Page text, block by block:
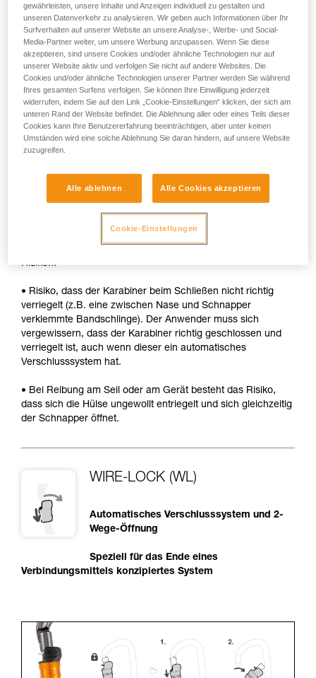
Vorteile:
• Schnelles und einfaches Öffnen.
• Schnelle automatische Verriegelung.
Nachteile:
• Die Hülse muss bei jedem Öffnen entriegelt werden.
• Um ein Gerät in den Karabiner einzuhängen, werden beide
SICHERHEIT
Risiken:
• Risiko, dass der Karabiner beim Schließen nicht richtig
verriegelt (z.B. eine zwischen Nase und Schnapper
verklemmte Bandschlinge). Der Anwender muss sich
vergewissern, dass der Karabiner richtig geschlossen und
verriegelt ist, auch wenn dieser ein automatisches
Verschlusssystem hat.
• Bei Reibung am Seil oder am Gerät besteht das Risiko,
dass sich die Hülse ungewollt entriegelt und sich gleichzeitig
der Schnapper öffnet.
WIRE-LOCK (WL)
Automatisches Verschlusssystem und 2-
Wege-Öffnung
Speziell für das Ende eines
Verbindungsmittels konzipiertes System
gewährleisten, unsere Inhalte und Anzeigen individuell zu gestalten und
unseren Datenverkehr zu analysieren. Wir geben auch Informationen über Ihr
Surfverhalten auf unserer Website an unsere Analyse-, Werbe- und Social-
Media-Partner weiter, um unsere Werbung anzupassen. Wenn Sie diese
akzeptieren, sind unsere Cookies und/oder ähnliche Technologien nur auf
unserer Website aktiv und verfolgen Sie nicht auf andere Websites. Die
Cookies und/oder ähnliche Technologien unserer Partner werden Sie während
Ihres gesamten Surfens verfolgen. Sie können Ihre Einwilligung jederzeit
widerrufen, indem Sie auf den Link „Cookie-Einstellungen“ klicken, der sich am
unteren Rand der Website befindet. Die Ablehnung aller oder eines Teils dieser
Cookies kann Ihre Benutzererfahrung beeinträchtigen, aber unter keinen
Umständen wird eine solche Ablehnung Sie daran hindern, auf unsere Website
zuzugreifen.
Alle ablehnen Alle Cookies akzeptieren
Cookie-Einstellungen